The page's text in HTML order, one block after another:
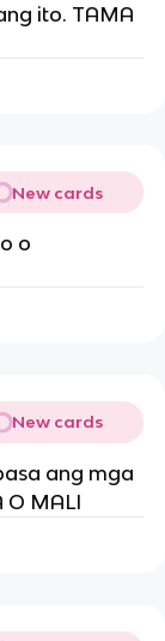
ito. TAMA
New cards
o
New cards
ang mga
O MALI